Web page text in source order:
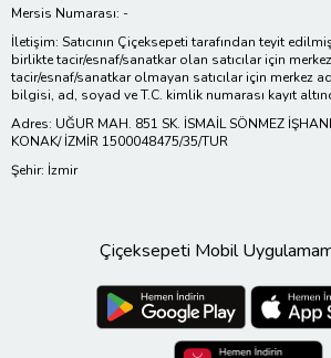
Mersis Numarası: -
İletişim: Satıcının Çiçeksepeti tarafından teyit
birlikte tacir/esnaf/sanatkar olan satıcılar için
tacir/esnaf/sanatkar olmayan satıcılar için merkez
bilgisi, ad, soyad ve T.C. kimlik numarası kayıt
Adres: UĞUR MAH. 851 SK. İSMAİL SÖNMEZ
KONAK/ İZMİR 1500048475/35/TUR
Şehir: İzmir
Çiçeksepeti Mobil